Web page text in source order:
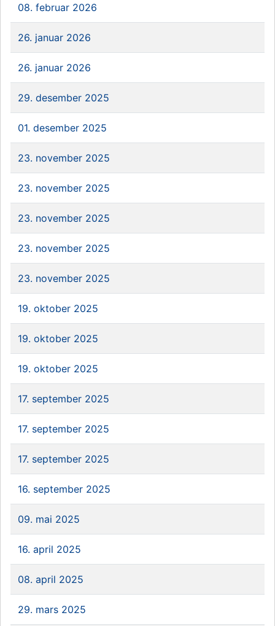
08. februar 2026
26. januar 2026
26. januar 2026
29. desember 2025
01. desember 2025
23. november 2025
23. november 2025
23. november 2025
23. november 2025
23. november 2025
19. oktober 2025
19. oktober 2025
19. oktober 2025
17. september 2025
17. september 2025
17. september 2025
16. september 2025
09. mai 2025
16. april 2025
08. april 2025
29. mars 2025